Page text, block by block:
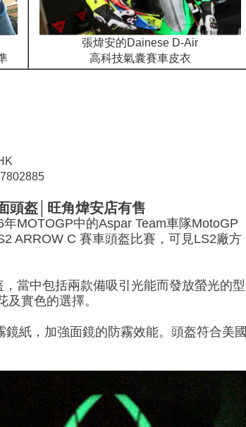
張煒安的Dainese D-Air
高科技氣囊賽車皮衣
頭盔│旺角煒安店有售
MOTOGP中的Aspar Team車隊MotoGP
ARROW C 賽車頭盔比賽，可見LS2廠方
當中包括兩款備吸引光能而發放螢光的型
實色的選擇。
紙，加強面鏡的防霧效能。頭盔符合美國